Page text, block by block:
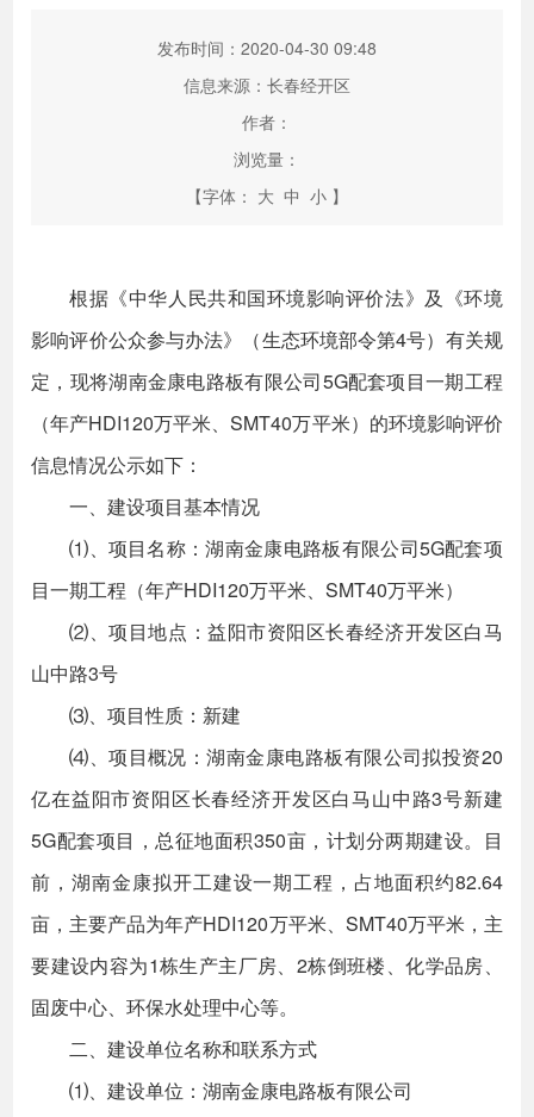
发布时间：2020-04-30 09:48
信息来源：长春经开区
作者：
浏览量：
【字体： 大 中 小 】
根据《中华人民共和国环境影响评价法》及《环境
影响评价公众参与办法》（生态环境部令第4号）有关规
定，现将湖南金康电路板有限公司5G配套项目一期工程
（年产HDI120万平米、SMT40万平米）的环境影响评价
信息情况公示如下：
一、建设项目基本情况
⑴、项目名称：湖南金康电路板有限公司5G配套项
目一期工程（年产HDI120万平米、SMT40万平米）
⑵、项目地点：益阳市资阳区长春经济开发区白马
山中路3号
⑶、项目性质：新建
⑷、项目概况：湖南金康电路板有限公司拟投资20
亿在益阳市资阳区长春经济开发区白马山中路3号新建
5G配套项目，总征地面积350亩，计划分两期建设。目
前，湖南金康拟开工建设一期工程，占地面积约82.64
亩，主要产品为年产HDI120万平米、SMT40万平米，主
要建设内容为1栋生产主厂房、2栋倒班楼、化学品房、
固废中心、环保水处理中心等。
二、建设单位名称和联系方式
⑴、建设单位：湖南金康电路板有限公司